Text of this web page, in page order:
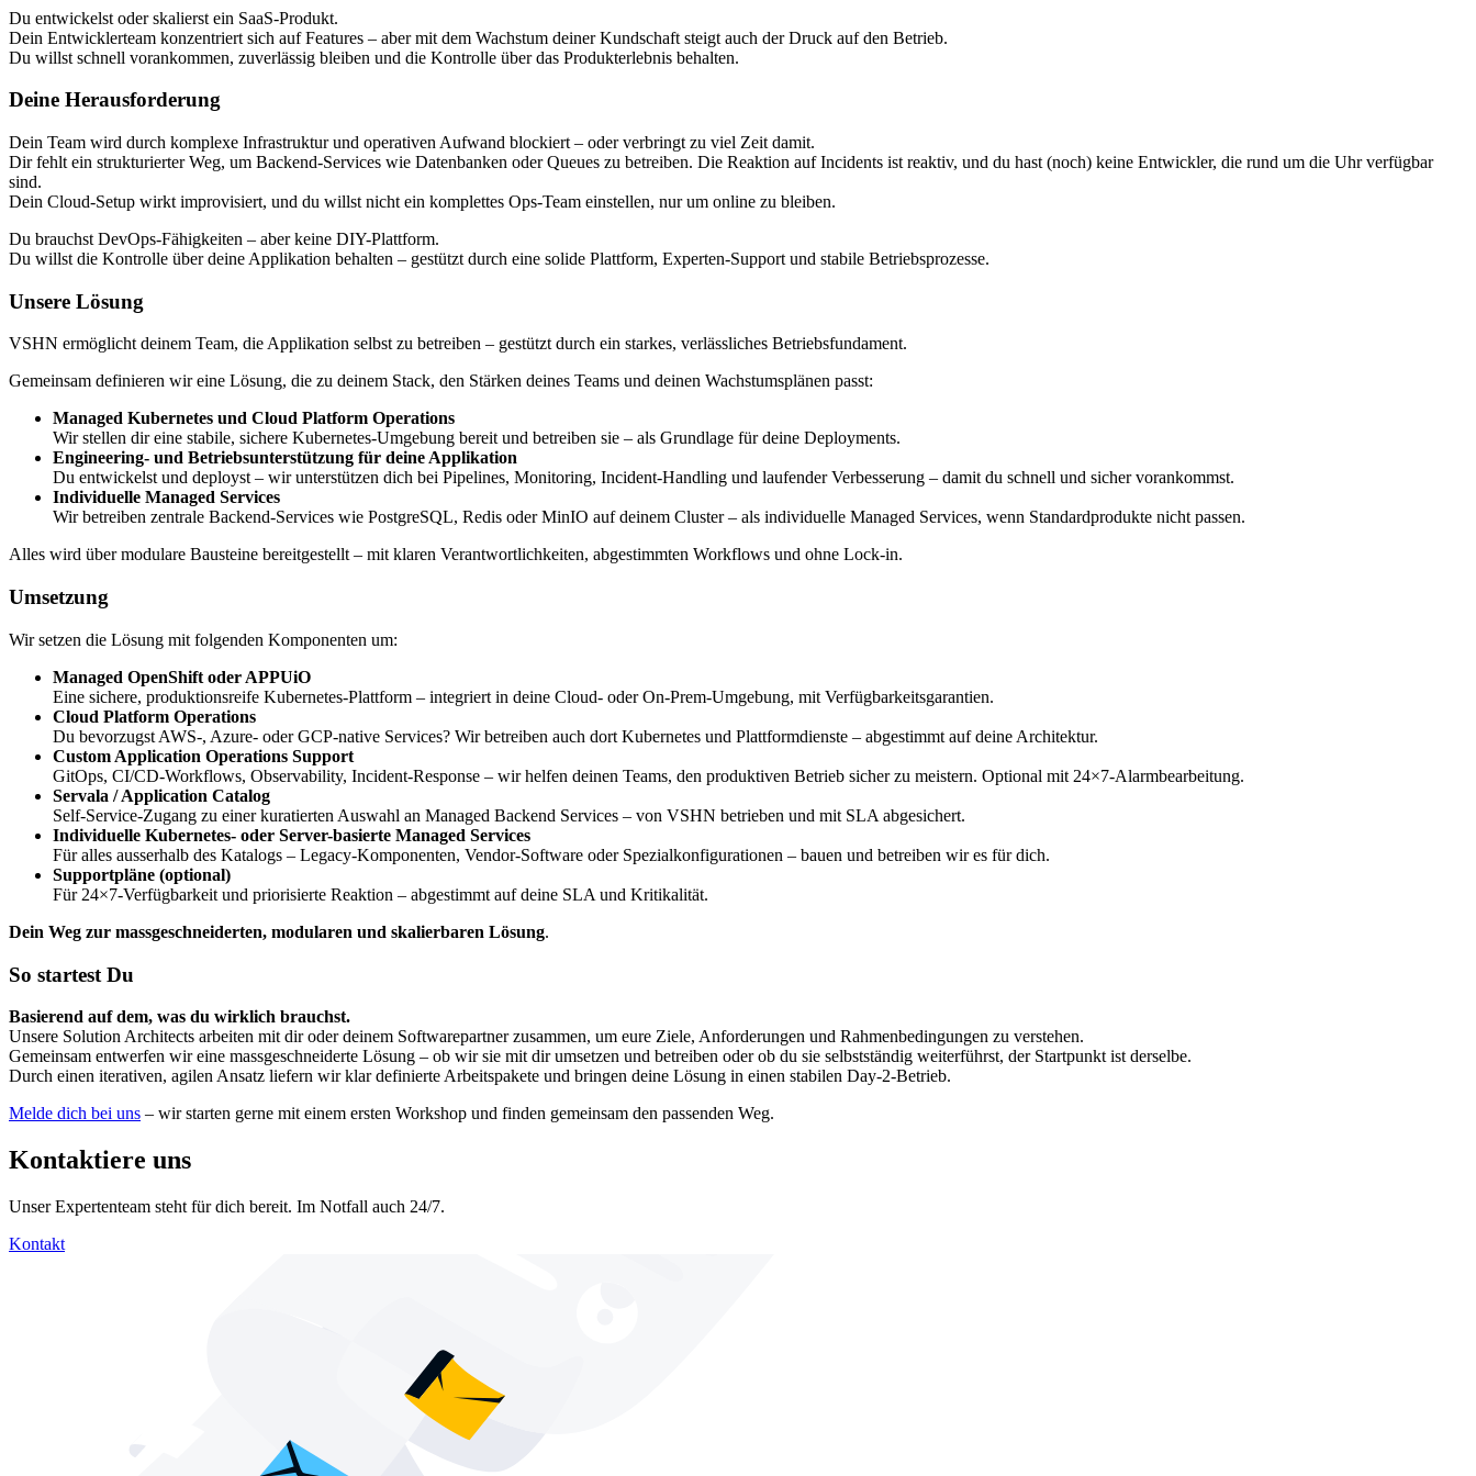
Du entwickelst oder skalierst ein SaaS-Produkt.
Dein Entwicklerteam konzentriert sich auf Features – aber mit dem Wachstum deiner Kundschaft steigt auch der Druck auf den Betrieb.
Du willst schnell vorankommen, zuverlässig bleiben und die Kontrolle über das Produkterlebnis behalten.
Deine Herausforderung
Dein Team wird durch komplexe Infrastruktur und operativen Aufwand blockiert – oder verbringt zu viel Zeit damit.
Dir fehlt ein strukturierter Weg, um Backend-Services wie Datenbanken oder Queues zu betreiben. Die Reaktion auf Incidents ist reaktiv, und du hast (noch) keine Entwickler, die rund um die Uhr verfügbar
sind.
Dein Cloud-Setup wirkt improvisiert, und du willst nicht ein komplettes Ops-Team einstellen, nur um online zu bleiben.
Du brauchst DevOps-Fähigkeiten – aber keine DIY-Plattform.
Du willst die Kontrolle über deine Applikation behalten – gestützt durch eine solide Plattform, Experten-Support und stabile Betriebsprozesse.
Unsere Lösung
VSHN ermöglicht deinem Team, die Applikation selbst zu betreiben – gestützt durch ein starkes, verlässliches Betriebsfundament.
Gemeinsam definieren wir eine Lösung, die zu deinem Stack, den Stärken deines Teams und deinen Wachstumsplänen passt:
Managed Kubernetes und Cloud Platform Operations
Wir stellen dir eine stabile, sichere Kubernetes-Umgebung bereit und betreiben sie – als Grundlage für deine Deployments.
Engineering- und Betriebsunterstützung für deine Applikation
Du entwickelst und deployst – wir unterstützen dich bei Pipelines, Monitoring, Incident-Handling und laufender Verbesserung – damit du schnell und sicher vorankommst.
Individuelle Managed Services
Wir betreiben zentrale Backend-Services wie PostgreSQL, Redis oder MinIO auf deinem Cluster – als individuelle Managed Services, wenn Standardprodukte nicht passen.
Alles wird über modulare Bausteine bereitgestellt – mit klaren Verantwortlichkeiten, abgestimmten Workflows und ohne Lock-in.
Umsetzung
Wir setzen die Lösung mit folgenden Komponenten um:
Managed OpenShift oder APPUiO
Eine sichere, produktionsreife Kubernetes-Plattform – integriert in deine Cloud- oder On-Prem-Umgebung, mit Verfügbarkeitsgarantien.
Cloud Platform Operations
Du bevorzugst AWS-, Azure- oder GCP-native Services? Wir betreiben auch dort Kubernetes und Plattformdienste – abgestimmt auf deine Architektur.
Custom Application Operations Support
GitOps, CI/CD-Workflows, Observability, Incident-Response – wir helfen deinen Teams, den produktiven Betrieb sicher zu meistern. Optional mit 24×7-Alarmbearbeitung.
Servala / Application Catalog
Self-Service-Zugang zu einer kuratierten Auswahl an Managed Backend Services – von VSHN betrieben und mit SLA abgesichert.
Individuelle Kubernetes- oder Server-basierte Managed Services
Für alles ausserhalb des Katalogs – Legacy-Komponenten, Vendor-Software oder Spezialkonfigurationen – bauen und betreiben wir es für dich.
Supportpläne (optional)
Für 24×7-Verfügbarkeit und priorisierte Reaktion – abgestimmt auf deine SLA und Kritikalität.
Dein Weg zur massgeschneiderten, modularen und skalierbaren Lösung.
So startest Du
Basierend auf dem, was du wirklich brauchst.
Unsere Solution Architects arbeiten mit dir oder deinem Softwarepartner zusammen, um eure Ziele, Anforderungen und Rahmenbedingungen zu verstehen.
Gemeinsam entwerfen wir eine massgeschneiderte Lösung – ob wir sie mit dir umsetzen und betreiben oder ob du sie selbstständig weiterführst, der Startpunkt ist derselbe.
Durch einen iterativen, agilen Ansatz liefern wir klar definierte Arbeitspakete und bringen deine Lösung in einen stabilen Day-2-Betrieb.
Melde dich bei uns – wir starten gerne mit einem ersten Workshop und finden gemeinsam den passenden Weg.
Kontaktiere uns
Unser Expertenteam steht für dich bereit. Im Notfall auch 24/7.
Kontakt